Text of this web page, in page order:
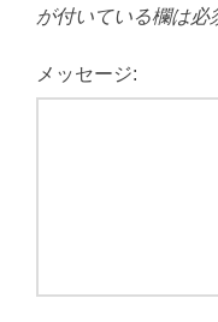
が付いている欄は必
メッセージ: